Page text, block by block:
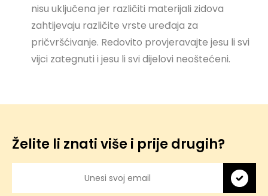
nisu uključena jer različiti materijali zidova
zahtijevaju različite vrste uređaja za
pričvršćivanje. Redovito provjeravajte jesu li svi
vijci zategnuti i jesu li svi dijelovi neoštećeni.
Želite li znati više i prije drugih?